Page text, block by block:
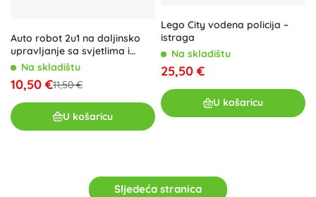
Auto robot 2u1 na daljinsko
upravljanje sa svjetlima i
zvukovima, drift – Crvena
Na skladištu
10,50 €11,50 €
U košaricu
Lego City vodena policija –
istraga
Na skladištu
25,50 €
U košaricu
Sljedeća stranica